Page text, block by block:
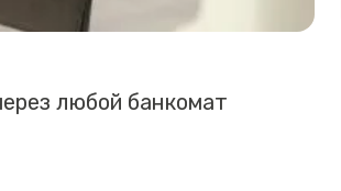
любой банкомат